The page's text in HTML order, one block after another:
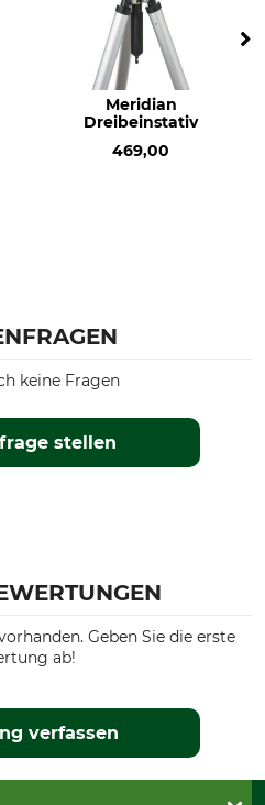
Meridian
Dreibeinstativ
469,00
stellen
keine Fragen
Geben Sie die erste
ab!
verfassen